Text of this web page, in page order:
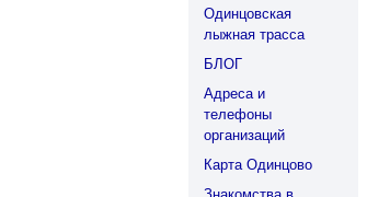
Одинцовская
лыжная трасса
БЛОГ
Адреса и
телефоны
организаций
Карта Одинцово